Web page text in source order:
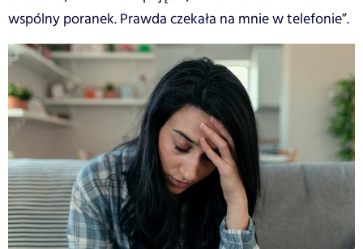
wspólny poranek. Prawda czekała na mnie w telefonie”.